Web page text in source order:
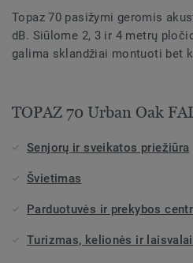
Topaz 70 pasižymi geromis
dB. Siūlome 2, 3 ir 4 metrų
galima sklandžiai montuoti bet
TOPAZ 70 Urban Oak
Senjorų ir sveikatos priežiūra
Švietimas
Parduotuvės ir prekybos
Turizmas, kelionės ir